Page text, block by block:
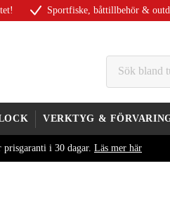
Sportfiske, båttillbehör &
VERKTYG &
i 30 dagar. Läs mer här